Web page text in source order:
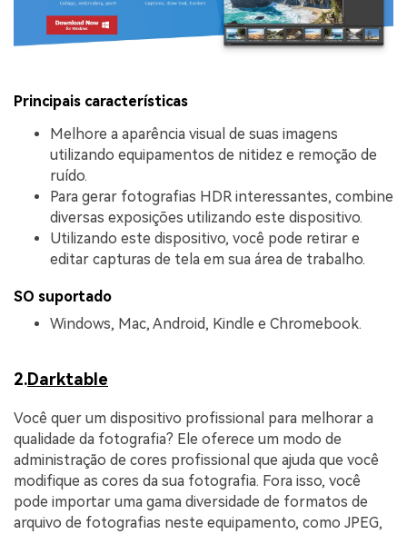
Principais características
Melhore a aparência visual de suas imagens
utilizando equipamentos de nitidez e remoção de
ruído.
Para gerar fotografias HDR interessantes, combine
diversas exposições utilizando este dispositivo.
Utilizando este dispositivo, você pode retirar e
editar capturas de tela em sua área de trabalho.
SO suportado
Windows, Mac, Android, Kindle e Chromebook.
2.Darktable
Você quer um dispositivo profissional para melhorar a
qualidade da fotografia? Ele oferece um modo de
administração de cores profissional que ajuda que você
modifique as cores da sua fotografia. Fora isso, você
pode importar uma gama diversidade de formatos de
arquivo de fotografias neste equipamento, como JPEG,